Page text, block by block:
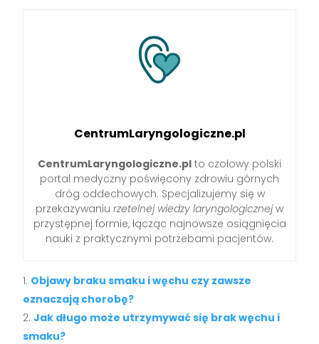
CentrumLaryngologiczne.pl
CentrumLaryngologiczne.pl to czołowy polski
portal medyczny poświęcony zdrowiu górnych
dróg oddechowych. Specjalizujemy się w
przekazywaniu rzetelnej wiedzy laryngologicznejw
przystępnej formie, łącząc najnowsze osiągnięcia
nauki z praktycznymi potrzebami pacjentów.
Objawy braku smaku i węchu czy zawsze
oznaczają chorobę?
Jak długo może utrzymywać się brak węchu i
smaku?